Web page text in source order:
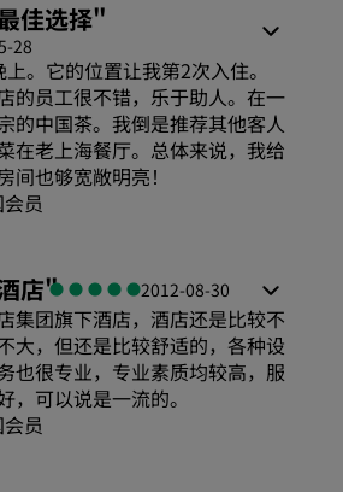
佳选择"
28
。它的位置让我第2次入住。
的员工很不错，乐于助人。在一
的中国茶。我倒是推荐其他客人
在老上海餐厅。总体来说，我给
间也够宽敞明亮！
员
店" 2012-08-30
集团旗下酒店，酒店还是比较不
大，但还是比较舒适的，各种设
也很专业，专业素质均较高，服
，可以说是一流的。
员